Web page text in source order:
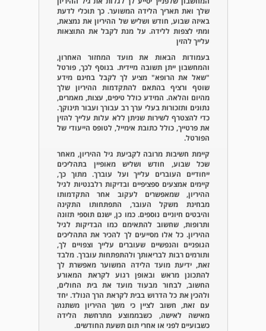
שלך ואת תאריך הלידה המשוער. כך תוכלי לדעת
באיזה שבוע, חודש ושליש של ההיריון את נמצאת,
ומתי לצפות ללידה. על מנת לקבל את התוצאות
עלייך להזין
בעמודות הבאות את מועד המחזור האחרון,
והמחשבון ייתן תשובה מיידית. בנוסף לכך, פורטל
"שאל את הרופא" מציע לך לקבל בחינם מידע
שוטף ורציף בהתאם להתקדמות ההיריון שלך
מהיום והלאה. המידע כולל טיפים, עצות, מאמרים,
נתונים ותזכורות בעלי ערך רב עבורך ועבור תינוקך.
כדי להצטרף לשירות שניתן ללא עלות עלייך להזין
את פרטייך, כולל כתובת אימייל, לטופס הייעודי של
הפורטל.
קיימת חשיבות מרובה לקביעת גיל ההיריון, מאחר
שכל שבוע, חודש ושליש מאופיין בתהליכים
ייחודיים העוברים עלייך ועל עוברך. מתוך כך,
קיימים אמצעים ספציפיים ובדיקות רלבנטיות לגיל
ההיריון, שמאפשרים לעקוב אחר התקדמותו
מבחינת משקל העובר, התפתחותו התקינה
והיבטים חיוניים נוספים. כמו כן, ישנם תוספי תזונה
ותרופות, שחשוב להתאימם כמו הבדיקות לגיל
ההיריון. כל אלו מסייעים לך להכיר את התהליכים
הגופניים והנפשיים שעוברים עלייך וצפויים לך,
ותורמים רבות לבריאותך ולהתפתחות עוברך. מלבד
זאת, ידיעת מועד הלידה המשוער מאפשרת לך
להתכונן מראש ובאופן רגוע לקראת המאורע
החשוב, לבחור מבעוד מועד את בית החולים,
ולהכין את כל הדרוש בבית לקראת הרך הנולד. יחד
עם זאת, חשוב לציין כי משך ההיריון משתנה
מאישה לאישה, כשבממוצע מתרחשת הלידה
כשבועיים לפני או אחרי תום תשעת החודשים.